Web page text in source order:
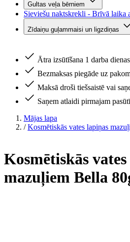
Gultas veļa bērniem
Sieviešu naktskrekli - Brīvā laika
Zīdaiņu guļammaisi un ligzdiņas
Ātra izsūtīšana 1 darba
Bezmaksas piegāde uz
Maksā droši tiešsaistē vai
Saņem atlaidi pirmajam
Mājas lapa
/ Kosmētiskās vates lapiņas
Kosmētiskās
mazuļiem Bella